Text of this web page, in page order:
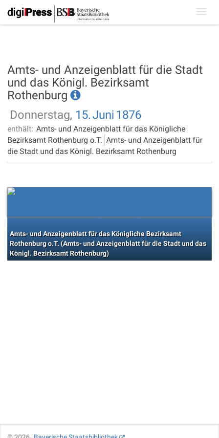
Amts- und Anzeigenblatt für die Stadt
und das Königl. Bezirksamt
Rothenburg
Donnerstag, 15.Juni 1876
enthält: Amts- und Anzeigenblatt für das Königliche
Bezirksamt Rothenburg o.T. Amts- und Anzeigenblatt für
die Stadt und das Königl. Bezirksamt Rothenburg
Amts- und Anzeigenblatt für das Königliche Bezirksamt
Rothenburg o.T. (Amts- und Anzeigenblatt für die Stadt und das
Königl. Bezirksamt Rothenburg)